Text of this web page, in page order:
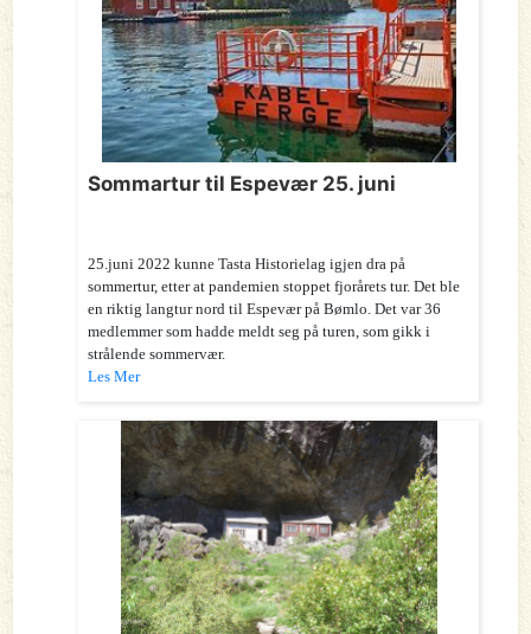
Sommartur til Espevær 25. juni
25.juni 2022 kunne Tasta Historielag igjen dra på
sommertur, etter at pandemien stoppet fjorårets tur. Det ble
en riktig langtur nord til Espevær på Bømlo. Det var 36
medlemmer som hadde meldt seg på turen, som gikk i
strålende sommervær.
Les Mer